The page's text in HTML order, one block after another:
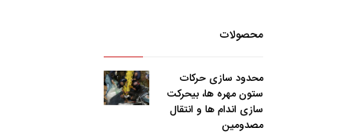
محصولات
محدود سازی حرکات
ستون مهره ها، بیحرکت
سازی اندام ها و انتقال
مصدومین